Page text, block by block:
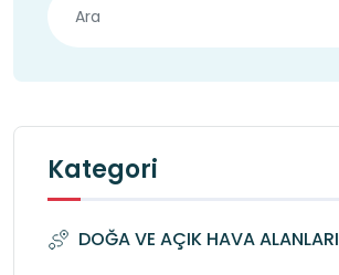
Kategori
DOĞA VE AÇIK HAVA ALANLARI